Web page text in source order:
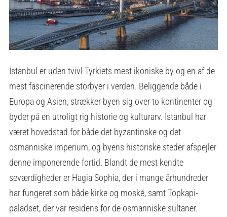
Istanbul er uden tvivl Tyrkiets mest ikoniske by og en af de
mest fascinerende storbyer i verden. Beliggende både i
Europa og Asien, strækker byen sig over to kontinenter og
byder på en utroligt rig historie og kulturarv. Istanbul har
været hovedstad for både det byzantinske og det
osmanniske imperium, og byens historiske steder afspejler
denne imponerende fortid. Blandt de mest kendte
seværdigheder er Hagia Sophia, der i mange århundreder
har fungeret som både kirke og moské, samt Topkapi-
paladset, der var residens for de osmanniske sultaner.